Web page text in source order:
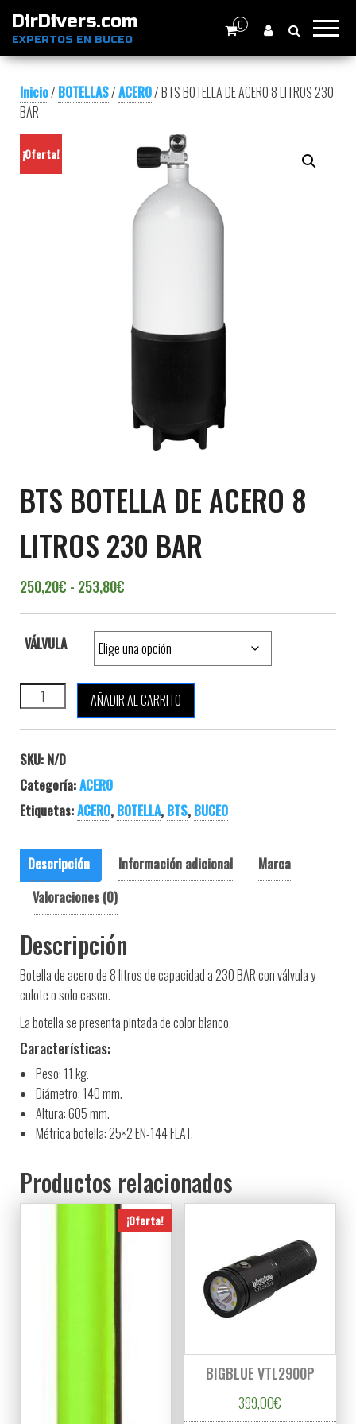
DirDivers.com
EXPERTOS EN BUCEO
0
Inicio/ BOTELLAS/ACERO/ BTS BOTELLA DE ACERO 8 LITROS 230
BAR
¡Oferta!
BTS BOTELLA DE ACERO 8
LITROS 230 BAR
250,20€ - 253,80€
VÁLVULA
BTS BOTELLA DE ACERO 8 LITROS 230 BAR cantidad
AÑADIR AL CARRITO
SKU: N/D
Categoría:ACERO
Etiquetas:ACERO, BOTELLA, BTS, BUCEO
Descripción Información adicional
Marca
Valoraciones (0)
Descripción
Botella de acero de 8 litros de capacidad a 230 BAR con válvula y
culote o solo casco.
La botella se presenta pintada de color blanco.
Características:
Peso: 11 kg.
Diámetro: 140 mm.
Altura: 605 mm.
Métrica botella: 25×2 EN-144 FLAT.
Productos relacionados
¡Oferta!
BIGBLUE VTL2900P
399,00€